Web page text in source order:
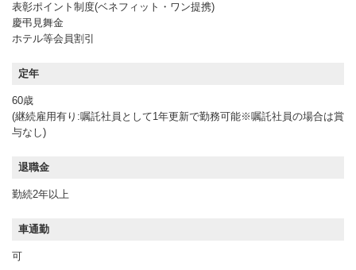
表彰ポイント制度(ベネフィット・ワン提携)
慶弔見舞金
ホテル等会員割引
定年
60歳
(継続雇用有り:嘱託社員として1年更新で勤務可能※嘱託社員の場合は賞
与なし)
退職金
勤続2年以上
車通勤
可